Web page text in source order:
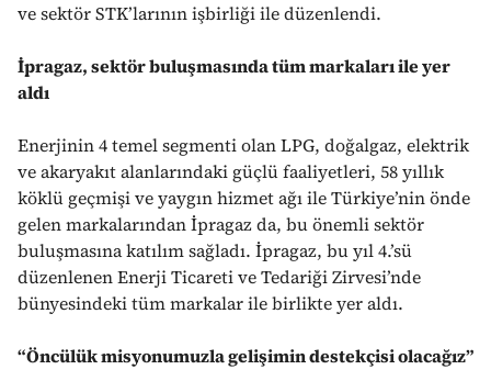
ve sektör STK’larının işbirliği ile düzenlendi.
İpragaz, sektör buluşmasında tüm markaları ile yer
aldı
Enerjinin 4 temel segmenti olan LPG, doğalgaz, elektrik
ve akaryakıt alanlarındaki güçlü faaliyetleri, 58 yıllık
köklü geçmişi ve yaygın hizmet ağı ile Türkiye’nin önde
gelen markalarından İpragaz da, bu önemli sektör
buluşmasına katılım sağladı. İpragaz, bu yıl 4.’sü
düzenlenen Enerji Ticareti ve Tedariği Zirvesi’nde
bünyesindeki tüm markalar ile birlikte yer aldı.
“Öncülük misyonumuzla gelişimin destekçisi olacağız”